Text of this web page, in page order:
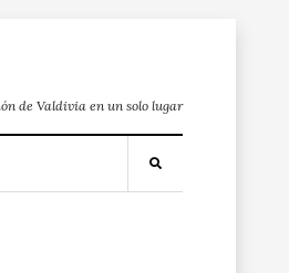
de Valdivia en un solo lugar